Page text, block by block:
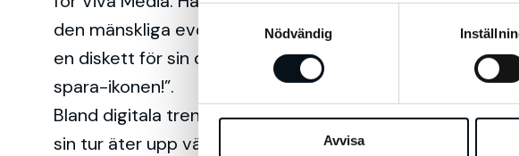
S
a
m
c
k
Nödvändig
Avvisa
den mänskliga evolutionen och hur utvecklingen hela
en diskett för sin dotter och frågar ”Har du någonsin
spara-ikonen!”.
Bland digitala trender nämner han IoT (Internet of
sin tur äter upp världen. Men mitt i all digital utveckling